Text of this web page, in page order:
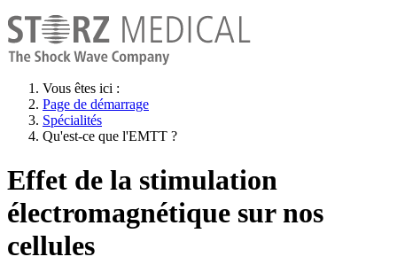
Vous êtes ici :
Page de démarrage
Spécialités
Qu'est-ce que l'EMTT ?
Effet de la stimulation
électromagnétique sur nos
cellules